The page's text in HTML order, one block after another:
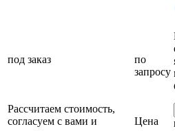
под заказ
Рассчитаем стоимость,
согласуем с вами и
по
запросу
Цена